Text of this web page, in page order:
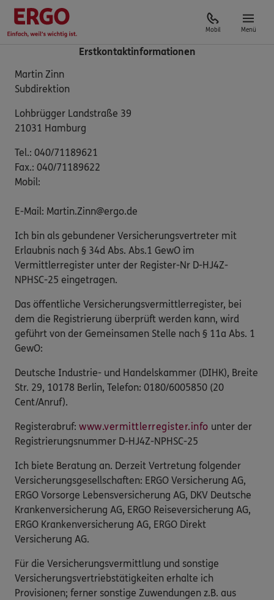
Mobil Menü
Erstkontaktinformationen
Martin Zinn
Subdirektion
Lohbrügger Landstraße 39
21031 Hamburg
Tel.: 040/71189621
Fax.: 040/71189622
Mobil:
E-Mail: Martin.Zinn@ergo.de
Ich bin als gebundener Versicherungsvertreter mit
Erlaubnis nach § 34d Abs. Abs.1 GewO im
Vermittlerregister unter der Register-Nr D-HJ4Z-
NPHSC-25 eingetragen.
Das öffentliche Versicherungsvermittlerregister, bei
dem die Registrierung überprüft werden kann, wird
geführt von der Gemeinsamen Stelle nach § 11a Abs. 1
GewO:
Deutsche Industrie- und Handelskammer (DIHK), Breite
Str. 29, 10178 Berlin, Telefon: 0180/6005850 (20
Cent/Anruf).
Registerabruf: www.vermittlerregister.info unter der
Registrierungsnummer D-HJ4Z-NPHSC-25
Ich biete Beratung an. Derzeit Vertretung folgender
Versicherungsgesellschaften: ERGO Versicherung AG,
ERGO Vorsorge Lebensversicherung AG, DKV Deutsche
Krankenversicherung AG, ERGO Reiseversicherung AG,
ERGO Krankenversicherung AG, ERGO Direkt
Versicherung AG.
Für die Versicherungsvermittlung und sonstige
Versicherungsvertriebstätigkeiten erhalte ich
Provisionen; ferner sonstige Zuwendungen z.B. aus